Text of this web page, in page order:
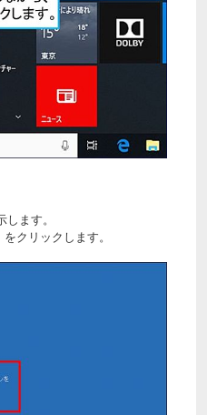
ます。
クリックします。